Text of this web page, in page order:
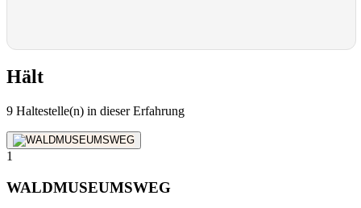
Hält
9 Haltestelle(n) in dieser Erfahrung
1
WALDMUSEUMSWEG